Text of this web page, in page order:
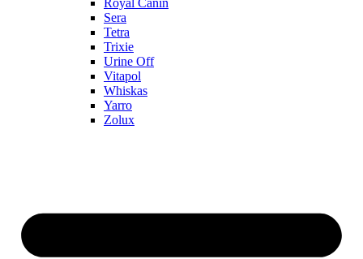
Royal Canin
Sera
Tetra
Trixie
Urine Off
Vitapol
Whiskas
Yarro
Zolux